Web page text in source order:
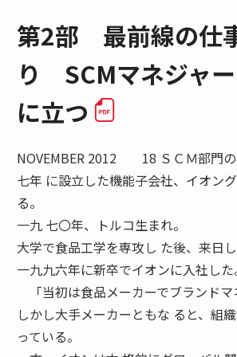
第2部 最前線の仕
り SCMマネジャ
に立つ
NOVEMBER 2012 18 ＳＣＭ部門
七年 に設立した機能子会社、イオン
る。
一九 七〇年、トルコ生まれ。
大学で食品工学を専攻し た後、来日
一九九六年に新卒でイオンに入社した
「当初は食品メーカーでブランドマ
しかし大手メーカーともな ると、組
っている。